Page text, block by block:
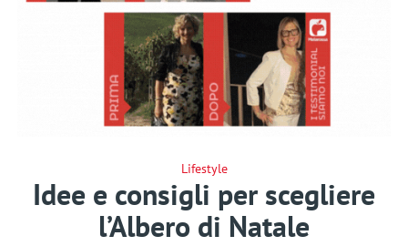
Lifestyle
Idee e consigli per scegliere
l’Albero di Natale